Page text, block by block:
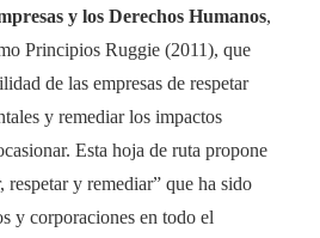
y los Derechos Humanos,
Principios Ruggie (2011), que
de las empresas de respetar
y remediar los impactos
Esta hoja de ruta propone
respetar y remediar” que ha sido
y corporaciones en todo el